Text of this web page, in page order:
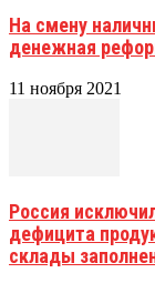
На смену
денежная
11 ноября 2021
Россия
дефицита
склады